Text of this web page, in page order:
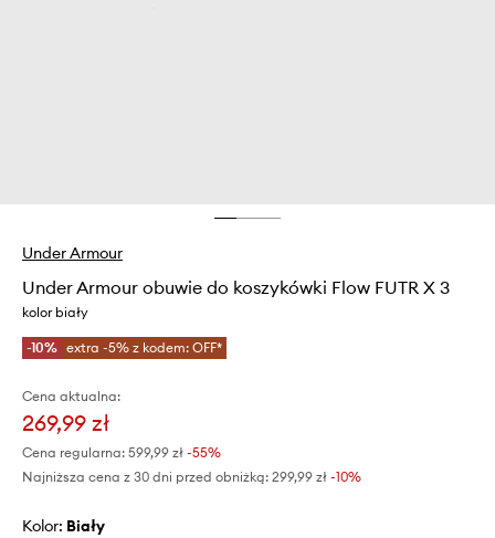
Under Armour
Under Armour obuwie do koszykówki Flow FUTR X 3
kolor biały
-10% extra -5% z kodem: OFF*
Cena aktualna:
269,99 zł
Cena regularna: 599,99 zł -55%
Najniższa cena z 30 dni przed obniżką: 299,99 zł -10%
Kolor: biały